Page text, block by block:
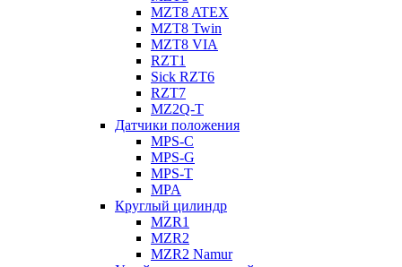
MZT8 ATEX
MZT8 Twin
MZT8 VIA
RZT1
Sick RZT6
RZT7
MZ2Q-T
Датчики положения
MPS-C
MPS-G
MPS-T
MPA
Круглый цилиндр
MZR1
MZR2
MZR2 Namur